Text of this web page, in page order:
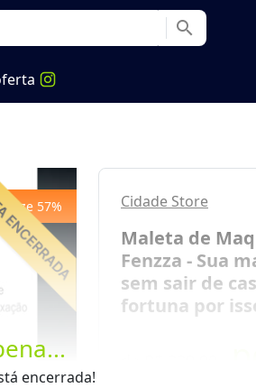
search
encerrada!
57% Cidade Store
Maleta de
Fenzza - Sua
sem sair de
fortuna por